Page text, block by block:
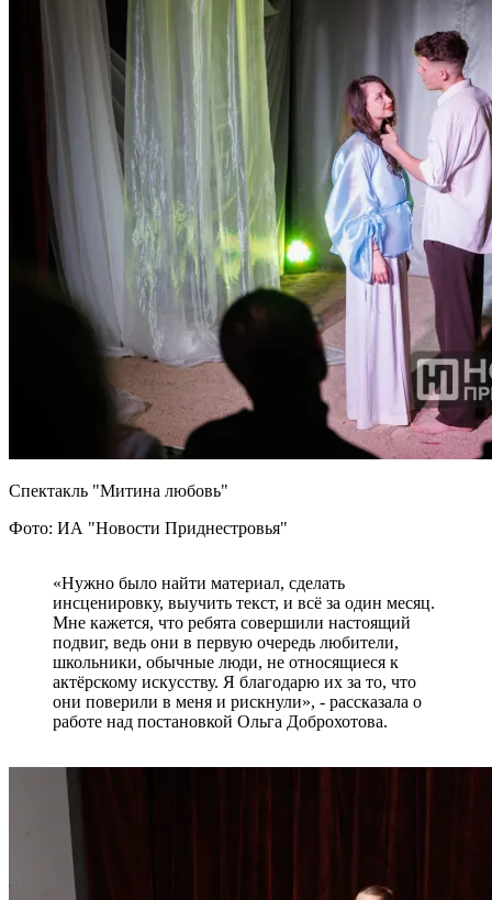
Спектакль "Митина любовь"
Фото: ИА "Новости Приднестровья"
«Нужно было найти материал, сделать
инсценировку, выучить текст, и всё за один месяц.
Мне кажется, что ребята совершили настоящий
подвиг, ведь они в первую очередь любители,
школьники, обычные люди, не относящиеся к
актёрскому искусству. Я благодарю их за то, что
они поверили в меня и рискнули», - рассказала о
работе над постановкой Ольга Доброхотова.